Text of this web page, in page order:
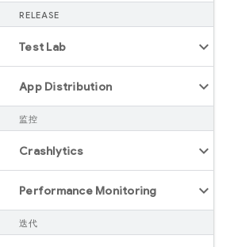
RELEASE
Test Lab
App Distribution
监控
Crashlytics
Performance Monitoring
迭代